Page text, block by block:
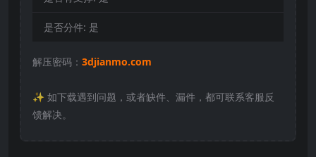
是否分件: 是
解压密码： 3djianmo.com
✨️ 如下载遇到问题，或者缺件、漏件，都可联系客服反
馈解决。